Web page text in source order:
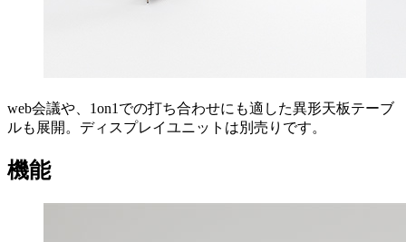
web会議や、1on1での打ち合わせにも適した異形天板テーブ
ルも展開。ディスプレイユニットは別売りです。
機能